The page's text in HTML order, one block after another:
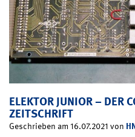
ELEKTOR JUNIOR – DER
ZEITSCHRIFT
Geschrieben am 16.07.2021 von